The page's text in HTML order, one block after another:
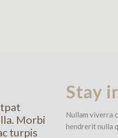
Morbi
turpis
Stay
Nullam viverra
hendrerit nulla